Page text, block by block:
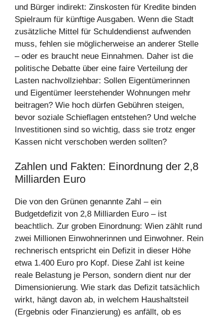
und Bürger indirekt: Zinskosten für Kredite binden
Spielraum für künftige Ausgaben. Wenn die Stadt
zusätzliche Mittel für Schuldendienst aufwenden
muss, fehlen sie möglicherweise an anderer Stelle
– oder es braucht neue Einnahmen. Daher ist die
politische Debatte über eine faire Verteilung der
Lasten nachvollziehbar: Sollen Eigentümerinnen
und Eigentümer leerstehender Wohnungen mehr
beitragen? Wie hoch dürfen Gebühren steigen,
bevor soziale Schieflagen entstehen? Und welche
Investitionen sind so wichtig, dass sie trotz enger
Kassen nicht verschoben werden sollten?
Zahlen und Fakten: Einordnung der 2,8
Milliarden Euro
Die von den Grünen genannte Zahl – ein
Budgetdefizit von 2,8 Milliarden Euro – ist
beachtlich. Zur groben Einordnung: Wien zählt rund
zwei Millionen Einwohnerinnen und Einwohner. Rein
rechnerisch entspricht ein Defizit in dieser Höhe
etwa 1.400 Euro pro Kopf. Diese Zahl ist keine
reale Belastung je Person, sondern dient nur der
Dimensionierung. Wie stark das Defizit tatsächlich
wirkt, hängt davon ab, in welchem Haushaltsteil
(Ergebnis oder Finanzierung) es anfällt, ob es